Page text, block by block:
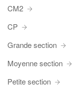
CM2
CP
Grande section
Moyenne section
Petite section